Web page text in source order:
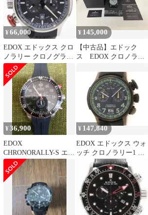
¥66,000
EDOX エドックス クロ
ノラリー クロノグラフ
10302-3-GIN クオーツ
腕時計 ※中古
¥ 145,000
【中古品】エドック
ス EDOX クロノラリ
ロット リミテッドエデ
ィション 現状品
¥36,900
EDOX
CHRONORALLY-S エド
ックス クロノラリーS
メンズ 腕時計
¥ 147,840
EDOX エドックス ウォ
ッチ クロノラリー1 エ
クストリーム パイロッ
ト リミテッドエディシ
ョン 【205】 時計
38001-TINGN-V3 腕時
計 ステンレススチール/
革 ブラック -刻印 メン